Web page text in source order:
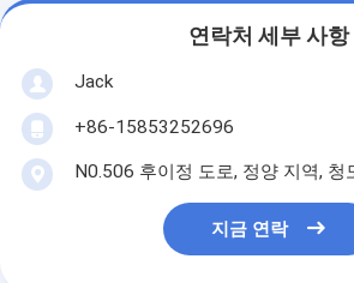
연락처 세부 사항
Jack
+86-15853252696
N0.506 후이정 도로, 정양 지역, 청
지금 연락